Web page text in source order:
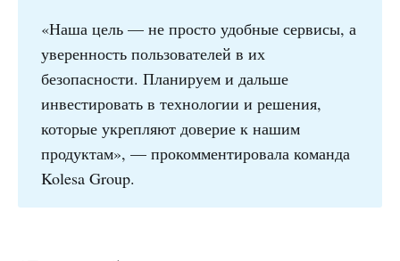
«Наша цель — не просто удобные сервисы, а
уверенность пользователей в их
безопасности. Планируем и дальше
инвестировать в технологии и решения,
которые укрепляют доверие к нашим
продуктам», — прокомментировала команда
Kolesa Group.